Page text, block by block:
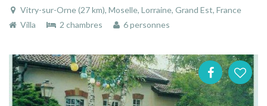
Vitry-sur-Orne (27 km), Moselle, Lorraine, Grand Est, France
Villa
2 chambres 6 personnes